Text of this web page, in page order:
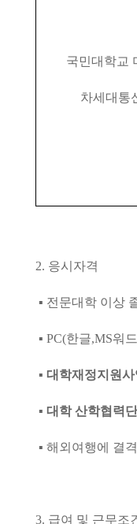
국민대학교
차세대통
2. 응시자격
▪ 전문대학 이상
▪ PC(한글,MS워드
▪ 대학재정지원
▪ 대학 산학협력
▪ 해외여행에 결
3. 급여 및 근무조